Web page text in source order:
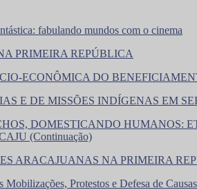
fabulando mundos com o cinema
PRIMEIRA REPÚBLICA
ECONÔMICA DO
E DE MISSÕES INDÍGENAS EM
DOMESTICANDO HUMANOS:
(Continuação)
ARACAJUANAS NA PRIMEIRA
Mobilizações, Protestos e Defesa de